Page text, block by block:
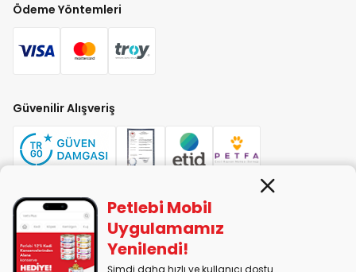
Ödeme Yöntemleri
Güvenilir Alışveriş
PETLEBİ EVCİL HAYVAN ÜRÜNLERİ PAZ. SAN. TİC. LTD. ŞTİ. Alaşarköy Mah.
1. Alaşar Cad. No: 9 Osmangazi/Bursa
7290599225 vergi numarasıyla Uludağ Vergi Dairesi'ne bağlıdır.
Petlebi Mobil
Uygulamamız
Yenilendi!
Şimdi daha hızlı ve kullanıcı dostu